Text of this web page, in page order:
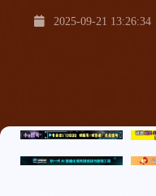
2025-09-21 13:26:34